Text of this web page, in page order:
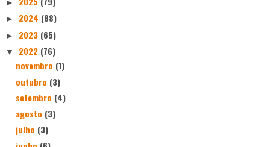
►
► 2024 (88)
► 2023 (65)
▼ 2022 (76)
novembro (1)
outubro (3)
setembro (4)
agosto (3)
julho (3)